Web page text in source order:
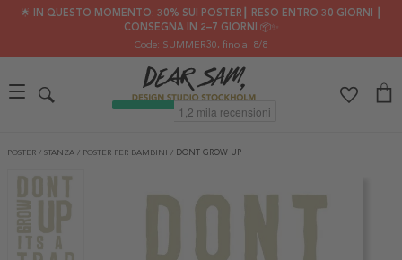
🌟 IN QUESTO MOMENTO: 30% SUI POSTER┃ RESO ENTRO 30 GIORNI ┃
CONSEGNA IN 2–7 GIORNI 📦✨
Code: SUMMER30, fino al 8/8
POSTER / STANZA / POSTER PER BAMBINI / DONT GROW UP